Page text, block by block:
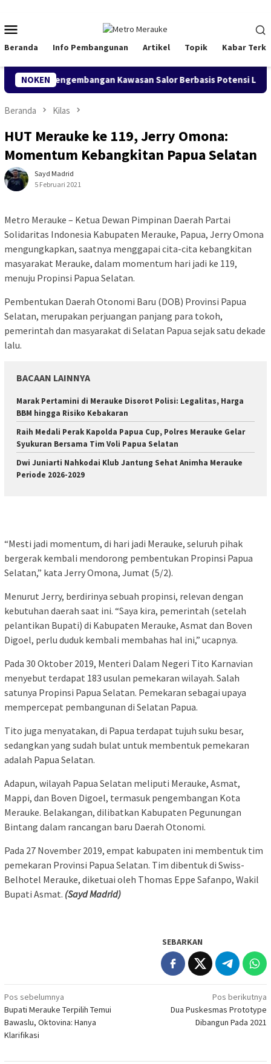
konten
Mobile
Beranda Info Pembangunan Artikel Topik Kabar
NOKEN
Pengembangan Kawasan Salor Berbasis Potensi Lokal
Beranda Kilas
HUT Merauke ke 119, Jerry Omona:
Momentum Kebangkitan Papua Selatan
Sayd Madrid
5 Februari 2021
Metro Merauke – Ketua Dewan Pimpinan Daerah Partai
Solidaritas Indonesia Kabupaten Merauke, Papua, Jerry Omona
mengungkapkan, saatnya menggapai cita-cita kebangkitan
masyarakat Merauke, dalam momentum hari jadi ke 119,
menuju Propinsi Papua Selatan.
Pembentukan Daerah Otonomi Baru (DOB) Provinsi Papua
Selatan, merupakan perjuangan panjang para tokoh,
pemerintah dan masyarakat di Selatan Papua sejak satu dekade
lalu.
BACAAN LAINNYA
Marak Pertamini di Merauke Disorot Polisi: Legalitas, Harga
BBM hingga Risiko Kebakaran
Raih Medali Perak Kapolda Papua Cup, Polres Merauke Gelar
Syukuran Bersama Tim Voli Papua Selatan
Dwi Juniarti Nahkodai Klub Jantung Sehat Animha Merauke
Periode 2026-2029
“Mesti jadi momentum, di hari jadi Merauke, seluruh pihak
bergerak kembali mendorong pembentukan Propinsi Papua
Selatan,” kata Jerry Omona, Jumat (5/2).
Menurut Jerry, berdirinya sebuah propinsi, relevan dengan
kebutuhan daerah saat ini. “Saya kira, pemerintah (setelah
pelantikan Bupati) di Kabupaten Merauke, Asmat dan Boven
Digoel, perlu duduk kembali membahas hal ini,” ucapnya.
Pada 30 Oktober 2019, Menteri Dalam Negeri Tito Karnavian
menyebut terdapat 183 usulan pemekaran wilayah. Salah
satunya Propinsi Papua Selatan. Pemekaran sebagai upaya
mempercepat pembangunan di Selatan Papua.
Tito juga menyatakan, di Papua terdapat tujuh suku besar,
sedangkan yang sudah bulat untuk membentuk pemekaran
adalah Papua Selatan.
Adapun, wilayah Papua Selatan meliputi Merauke, Asmat,
Mappi, dan Boven Digoel, termasuk pengembangan Kota
Merauke. Belakangan, dilibatkan Kabupaten Pegunungan
Bintang dalam rancangan baru Daerah Otonomi.
Pada 27 November 2019, empat kabupaten ini membentuk tim
pemekaran Provinsi Papua Selatan. Tim dibentuk di Swiss-
Belhotel Merauke, diketuai oleh Thomas Eppe Safanpo, Wakil
Bupati Asmat. (Sayd Madrid)
SEBARKAN
Navigasi
pos
Pos sebelumnya
Bupati Merauke Terpilih Temui
Bawaslu, Oktovina: Hanya
Klarifikasi
Pos berikutnya
Dua Puskesmas Prototype
Dibangun Pada 2021